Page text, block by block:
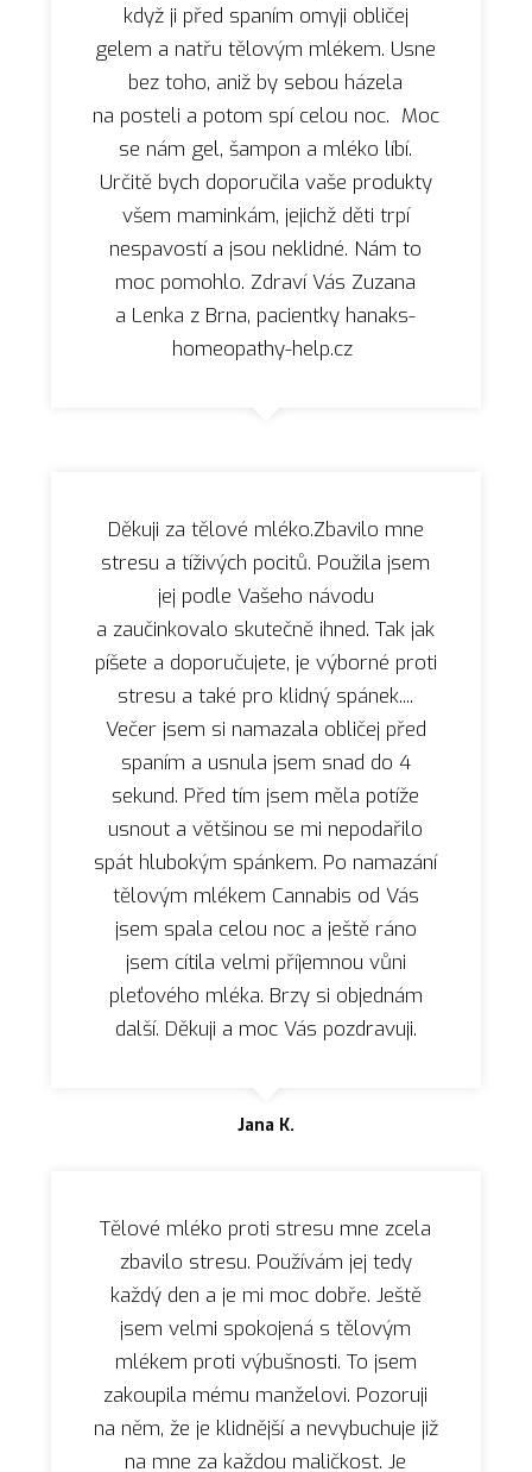
když ji před spaním omyji obličej
gelem a natřu tělovým mlékem. Usne
bez toho, aniž by sebou házela
na posteli a potom spí celou noc. Moc
se nám gel, šampon a mléko líbí.
Určitě bych doporučila vaše produkty
všem maminkám, jejichž děti trpí
nespavostí a jsou neklidné. Nám to
moc pomohlo. Zdraví Vás Zuzana
a Lenka z Brna, pacientky hanaks-
homeopathy-help.cz
Děkuji za tělové mléko.Zbavilo mne
stresu a tíživých pocitů. Použila jsem
jej podle Vašeho návodu
a zaučinkovalo skutečně ihned. Tak jak
píšete a doporučujete, je výborné proti
stresu a také pro klidný spánek....
Večer jsem si namazala obličej před
spaním a usnula jsem snad do 4
sekund. Před tím jsem měla potíže
usnout a většinou se mi nepodařilo
spát hlubokým spánkem. Po namazání
tělovým mlékem Cannabis od Vás
jsem spala celou noc a ještě ráno
jsem cítila velmi příjemnou vůni
pleťového mléka. Brzy si objednám
další. Děkuji a moc Vás pozdravuji.
Jana K.
Tělové mléko proti stresu mne zcela
zbavilo stresu. Používám jej tedy
každý den a je mi moc dobře. Ještě
jsem velmi spokojená s tělovým
mlékem proti výbušnosti. To jsem
zakoupila mému manželovi. Pozoruji
na něm, že je klidnější a nevybuchuje již
na mne za každou maličkost. Je